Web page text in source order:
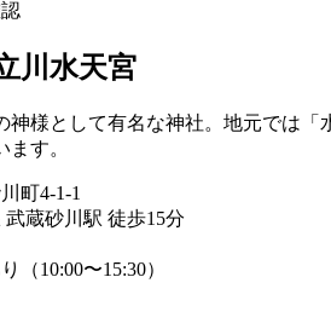
川水天宮
様として有名な神社。地元では「
す。
町4-1-1
蔵砂川駅 徒歩15分
（10:00〜15:30）